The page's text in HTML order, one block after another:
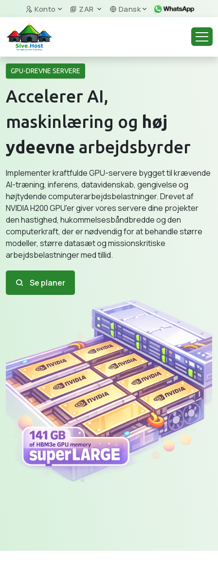
Konto ZAR Dansk
GPU-DREVNE SERVERE
Accelerer AI,
maskinlæring og høj
ydeevne arbejdsbyrder
Implementer kraftfulde GPU-servere bygget til krævende
AI-træning, inferens, datavidenskab, gengivelse og
højtydende computerarbejdsbelastninger. Drevet af
NVIDIA H200 GPU'er giver vores servere dine projekter
den hastighed, hukommelsesbåndbredde og den
computerkraft, der er nødvendig for at behandle større
modeller, større datasæt og missionskritiske
arbejdsbelastninger med tillid.
Se planer